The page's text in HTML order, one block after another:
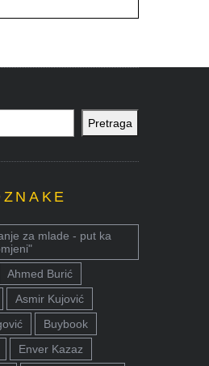
Pretraga
za mlade - put ka
Ahmed Burić
Asmir Kujović
Buybook
Enver Kazaz